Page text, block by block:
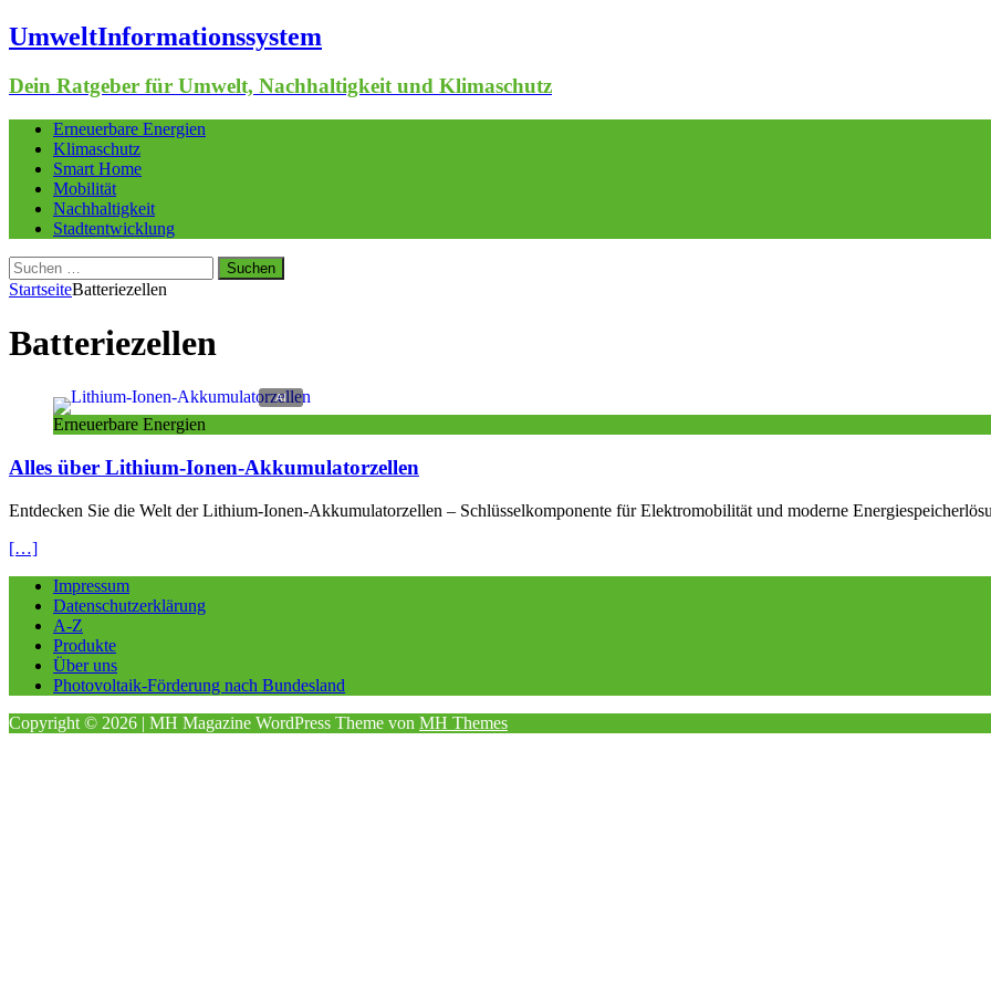
UmweltInformationssystem
Dein Ratgeber für Umwelt, Nachhaltigkeit und Klimaschutz
Erneuerbare Energien
Klimaschutz
Smart Home
Mobilität
Nachhaltigkeit
Stadtentwicklung
Suchen
nach:
StartseiteBatteriezellen
Batteriezellen
Erneuerbare Energien
Alles über Lithium-Ionen-Akkumulatorzellen
Entdecken Sie die Welt der Lithium-Ionen-Akkumulatorzellen – Schlüsselkomponente für Elektromobilität und moderne
[…]
Impressum
Datenschutzerklärung
A-Z
Produkte
Über uns
Photovoltaik-Förderung nach Bundesland
Copyright © 2026 | MH Magazine WordPress Theme von MH Themes